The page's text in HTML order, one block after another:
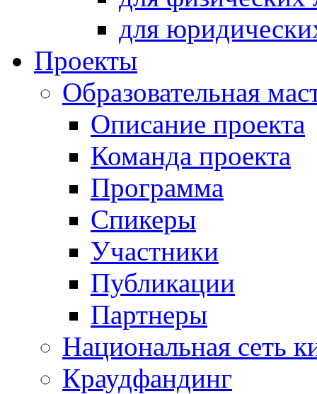
для
Проекты
Образовательная
Описание проекта
Команда проекта
Программа
Спикеры
Участники
Публикации
Партнеры
Национальная сеть
Краудфандинг